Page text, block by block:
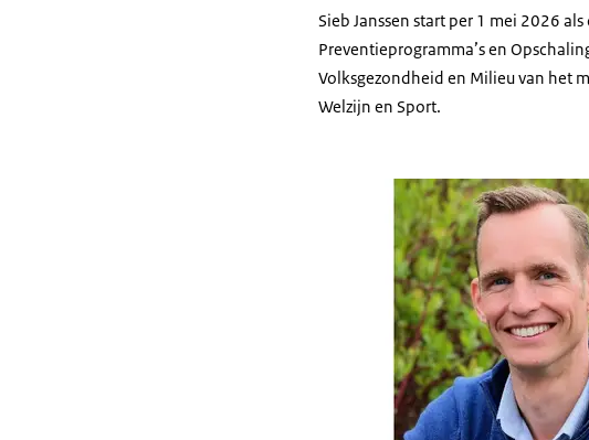
Sieb Janssen start per 1 mei 2026
Preventieprogramma’s en
Volksgezondheid en Milieu van het
Welzijn en Sport.